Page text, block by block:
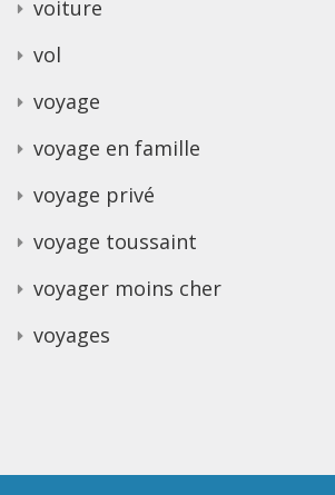
voiture
vol
voyage
voyage en famille
voyage privé
voyage toussaint
voyager moins cher
voyages